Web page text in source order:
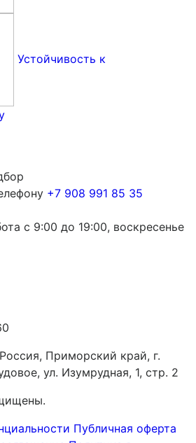
Устойчивость к
+7 908 991 85 35
с 9:00 до 19:00, воскресенье
Приморский край, г.
ул. Изумрудная, 1, стр. 2
Публичная оферта